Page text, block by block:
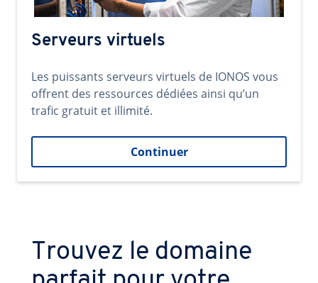
Serveurs virtuels
Les puissants serveurs virtuels de IONOS vous
offrent des ressources dédiées ainsi qu’un
trafic gratuit et illimité.
Continuer
Trouvez le domaine